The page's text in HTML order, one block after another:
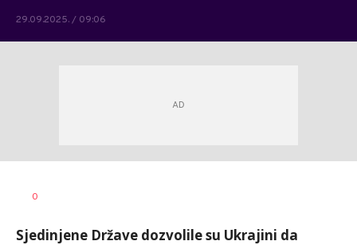
29.09.2025. / 09:06
0
Sjedinjene Države dozvolile su Ukrajini da